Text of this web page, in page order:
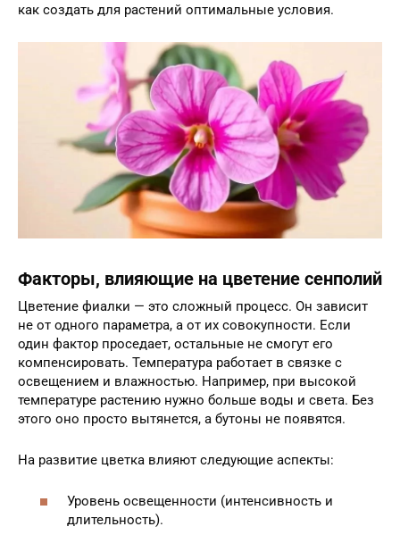
как создать для растений оптимальные условия.
Факторы, влияющие на цветение сенполий
Цветение фиалки — это сложный процесс. Он зависит
не от одного параметра, а от их совокупности. Если
один фактор проседает, остальные не смогут его
компенсировать. Температура работает в связке с
освещением и влажностью. Например, при высокой
температуре растению нужно больше воды и света. Без
этого оно просто вытянется, а бутоны не появятся.
На развитие цветка влияют следующие аспекты:
Уровень освещенности (интенсивность и
длительность).